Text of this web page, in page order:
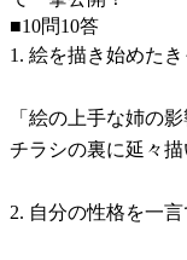
■10問10答
1. 絵を描き始めたき
「絵の上手な姉の
チラシの裏に延々描
2. 自分の性格を一